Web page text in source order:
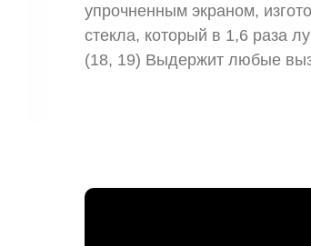
упрочненным экраном,
стекла, который в 1,6 раза
(18, 19) Выдержит любые